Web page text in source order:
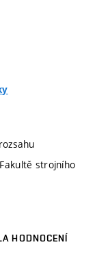
strojního
HODNOCENÍ